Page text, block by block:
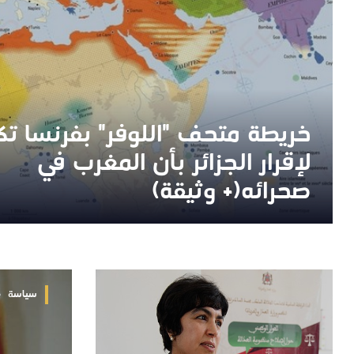
خريطة متحف "اللوفر" بفرنسا
لإقرار الجزائر بأن المغرب في
صحرائه(+ وثيقة)
خريطة متحف "اللوفر" بفرنسا
لإقرار الجزائر بأن المغرب في
صحرائه(+ وثيقة)
سياسة